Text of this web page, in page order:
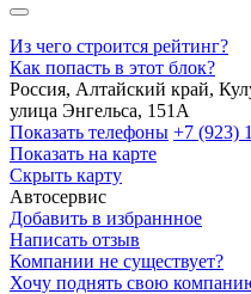
Из чего строится рейтинг?
Как попасть в этот блок?
Россия, Алтайский край,
улица Энгельса, 151А
Показать телефоны +7 (923)
Показать на карте
Скрыть карту
Автосервис
Добавить в избраннное
Написать отзыв
Компании не существует?
Хочу поднять свою